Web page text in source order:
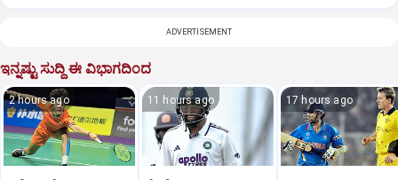
ADVERTISEMENT
ಇನ್ನಷ್ಟು ಸುದ್ದಿ ಈ ವಿಭಾಗದಿಂದ
2 hours ago 11 hours ago 17 hours ago